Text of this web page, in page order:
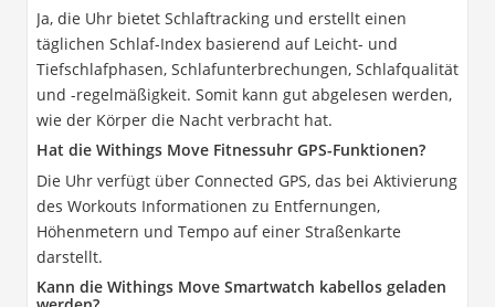
Ja, die Uhr bietet Schlaftracking und erstellt einen
täglichen Schlaf-Index basierend auf Leicht- und
Tiefschlafphasen, Schlafunterbrechungen, Schlafqualität
und -regelmäßigkeit. Somit kann gut abgelesen werden,
wie der Körper die Nacht verbracht hat.
Hat die Withings Move Fitnessuhr GPS-Funktionen?
Die Uhr verfügt über Connected GPS, das bei Aktivierung
des Workouts Informationen zu Entfernungen,
Höhenmetern und Tempo auf einer Straßenkarte
darstellt.
Kann die Withings Move Smartwatch kabellos geladen